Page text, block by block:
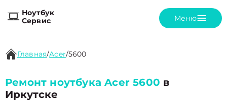
Ноутбук
Сервис
Меню
Главная/Acer/5600
Ремонт ноутбука Acer 5600 в
Иркутске